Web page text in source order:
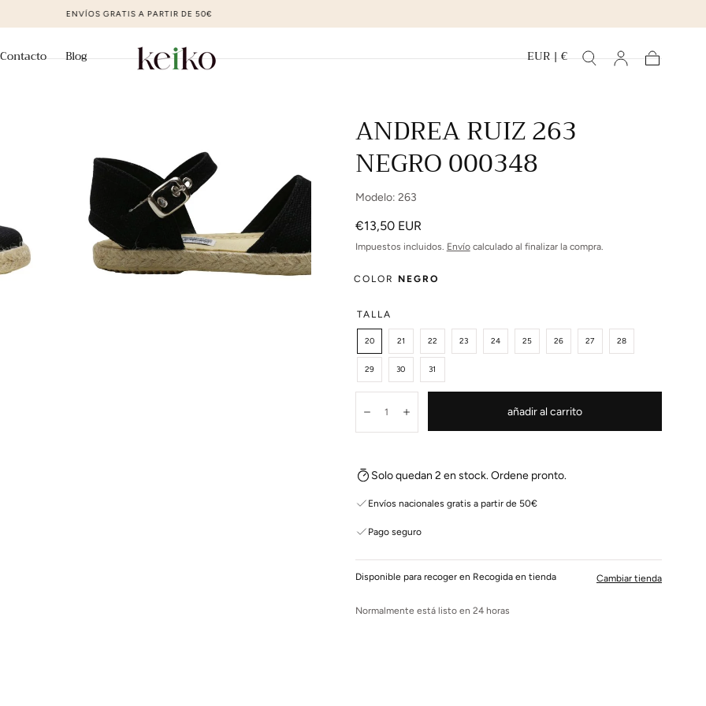
ZAPATOS DE MODA AL MEJOR PRECIO
Contacto Blog EUR | €
ANDREA RUIZ 263
NEGRO 000348
Modelo: 263
Precio
regular
€13,50 EUR
Impuestos incluidos. Envíocalculado al finalizar la compra.
COLOR NEGRO
TALLA
20 21 22 23 24 25 26 27 28
29 30 31
DisminuirAumentar añadir al carrito
Solo quedan 2 en stock. Ordene pronto.
Envíos nacionales gratis a partir de 50€
Pago seguro
Disponible para recoger en Recogida en tienda
Normalmente está listo en 24 horas
Cambiar tienda